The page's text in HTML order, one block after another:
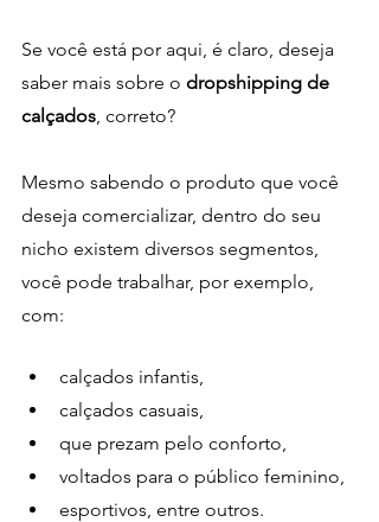
Se você está por aqui, é claro, deseja
saber mais sobre o dropshipping de
calçados , correto?
Mesmo sabendo o produto que você
deseja comercializar, dentro do seu
nicho existem diversos segmentos,
você pode trabalhar, por exemplo,
com:
calçados infantis,
calçados casuais,
que prezam pelo conforto,
voltados para o público feminino,
esportivos, entre outros.